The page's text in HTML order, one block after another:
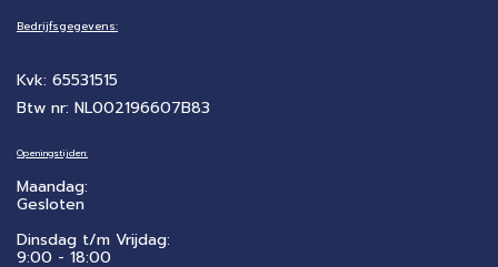
Bedrijfsgegevens:
Kvk: 65531515
Btw nr: NL002196607B83
Openingstijden:
Maandag:
Gesloten
Dinsdag t/m Vrijdag:
9:00 - 18:00